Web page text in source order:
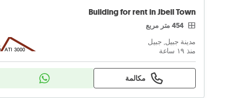
Building for rent in Jbeil Town
454 متر مربع
مدينة جبيل, جبيل
منذ ١٩ ساعة
مكالمة